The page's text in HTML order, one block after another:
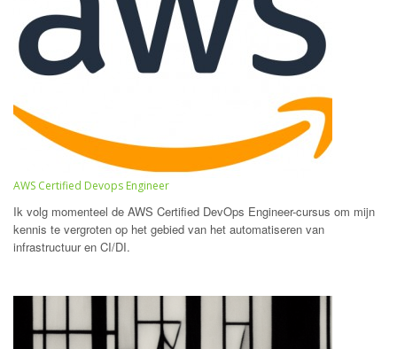
AWS Certified Devops Engineer
Ik volg momenteel de AWS Certified DevOps Engineer-cursus om mijn
kennis te vergroten op het gebied van het automatiseren van
infrastructuur en CI/DI.